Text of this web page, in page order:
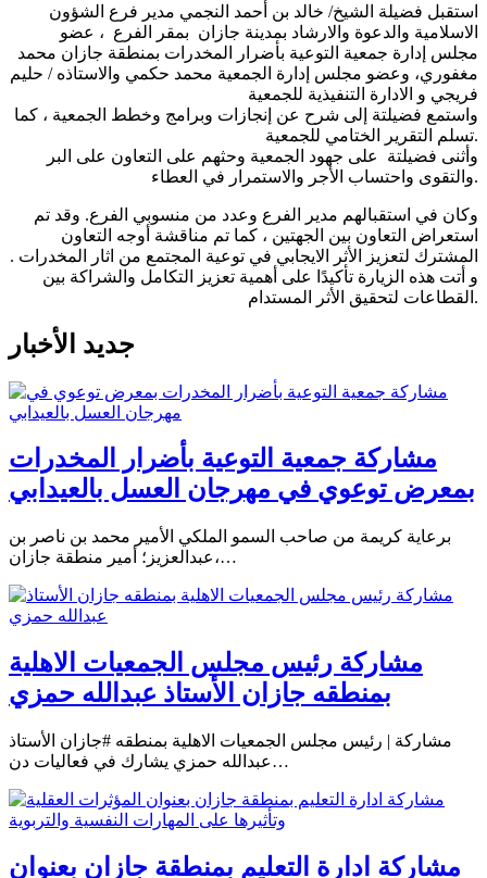
استقبل فضيلة الشيخ/ خالد بن أحمد النجمي مدير فرع الشؤون
الاسلامية والدعوة والارشاد بمدينة جازان بمقر الفرع ، عضو
مجلس إدارة جمعية التوعية بأضرار المخدرات بمنطقة جازان محمد
مغفوري، وعضو مجلس إدارة الجمعية محمد حكمي والاستاذه / حليم
فريجي و الادارة التنفيذية للجمعية
واستمع فضيلتة إلى شرح عن إنجازات وبرامج وخطط الجمعية ، كما
تسلم التقرير الختامي للجمعية.
وأثنى فضيلتة على جهود الجمعية وحثهم على التعاون على البر
والتقوى واحتساب الأجر والاستمرار في العطاء.
وكان في استقبالهم مدير الفرع وعدد من منسوبي الفرع. وقد تم
استعراض التعاون بين الجهتين ، كما تم مناقشة أوجه التعاون
المشترك لتعزيز الأثر الايجابي في توعية المجتمع من اثار المخدرات .
و أتت هذه الزيارة تأكيدًا على أهمية تعزيز التكامل والشراكة بين
القطاعات لتحقيق الأثر المستدام.
جديد الأخبار
مشاركة جمعية التوعية بأضرار المخدرات
بمعرض توعوي في مهرجان العسل بالعيدابي
برعاية كريمة من صاحب السمو الملكي الأمير محمد بن ناصر بن
عبدالعزيز؛ أمير منطقة جازان،…
مشاركة رئيس مجلس الجمعيات الاهلية
بمنطقه جازان الأستاذ عبدالله حمزي
مشاركة | رئيس مجلس الجمعيات الاهلية بمنطقه #جازان الأستاذ
عبدالله حمزي يشارك في فعاليات دن…
مشاركة ادارة التعليم بمنطقة جازان بعنوان